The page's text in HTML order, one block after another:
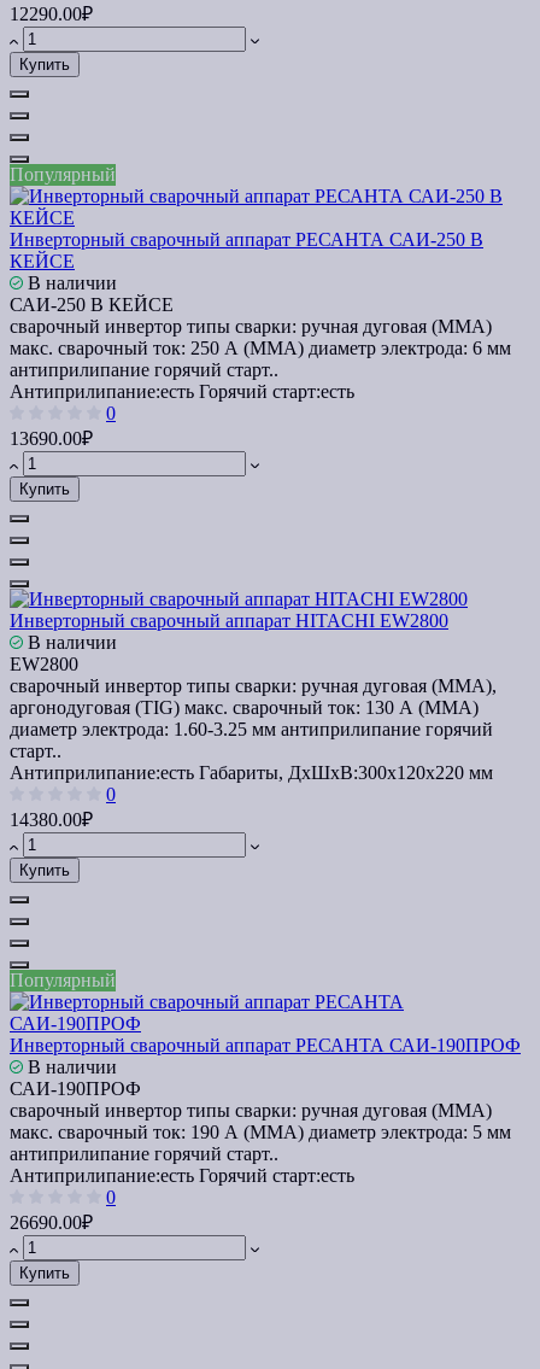
12290.00₽
Купить
Популярный
Инверторный сварочный аппарат РЕСАНТА САИ-250 В
КЕЙСЕ
В наличии
САИ-250 В КЕЙСЕ
сварочный инвертор типы сварки: ручная дуговая (MMA)
макс. сварочный ток: 250 А (MMA) диаметр электрода: 6 мм
антиприлипание горячий старт..
Антиприлипание:есть Горячий старт:есть
0
13690.00₽
Купить
Инверторный сварочный аппарат HITACHI EW2800
В наличии
EW2800
сварочный инвертор типы сварки: ручная дуговая (MMA),
аргонодуговая (TIG) макс. сварочный ток: 130 А (MMA)
диаметр электрода: 1.60-3.25 мм антиприлипание горячий
старт..
Антиприлипание:есть Габариты, ДхШхВ:300х120х220 мм
0
14380.00₽
Купить
Популярный
Инверторный сварочный аппарат РЕСАНТА САИ-190ПРОФ
В наличии
САИ-190ПРОФ
сварочный инвертор типы сварки: ручная дуговая (MMA)
макс. сварочный ток: 190 А (MMA) диаметр электрода: 5 мм
антиприлипание горячий старт..
Антиприлипание:есть Горячий старт:есть
0
26690.00₽
Купить